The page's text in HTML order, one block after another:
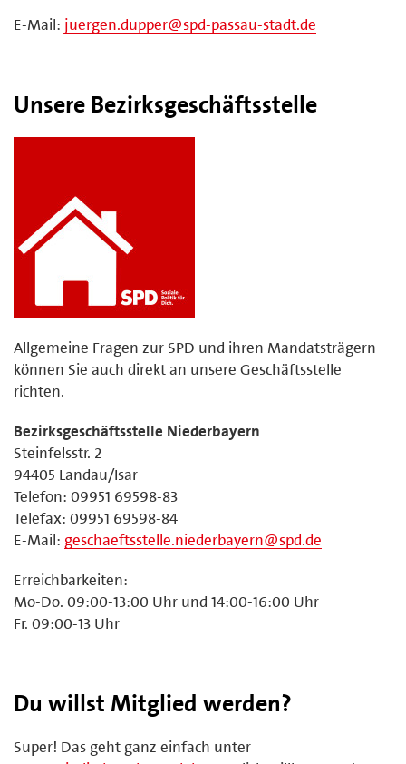
E-Mail: juergen.dupper@spd-passau-stadt.de
Unsere Bezirksgeschäftsstelle
Allgemeine Fragen zur SPD und ihren Mandatsträgern
können Sie auch direkt an unsere Geschäftsstelle
richten.
Bezirksgeschäftsstelle Niederbayern
Steinfelsstr. 2
94405 Landau/Isar
Telefon: 09951 69598-83
Telefax: 09951 69598-84
E-Mail: geschaeftsstelle.niederbayern@spd.de
Erreichbarkeiten:
Mo-Do. 09:00-13:00 Uhr und 14:00-16:00 Uhr
Fr. 09:00-13 Uhr
Du willst Mitglied werden?
Super! Das geht ganz einfach unter